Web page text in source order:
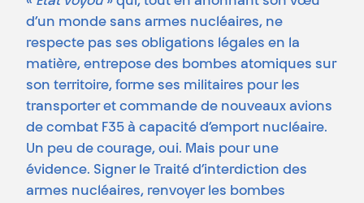
d’un monde sans armes nucléaires, ne
respecte pas ses obligations légales en la
matière, entrepose des bombes atomiques sur
son territoire, forme ses militaires pour les
transporter et commande de nouveaux avions
de combat F35 à capacité d’emport nucléaire.
Un peu de courage, oui. Mais pour une
évidence. Signer le Traité d’interdiction des
armes nucléaires, renvoyer les bombes